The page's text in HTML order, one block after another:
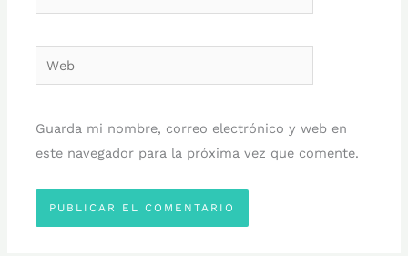
electrónico*
Web
Guarda mi nombre, correo electrónico y web en
este navegador para la próxima vez que comente.